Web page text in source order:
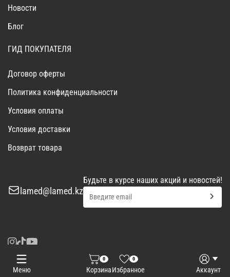
Меню
0
Корзина
0
Избранное Аккаунт
Новости
Блог
ГИД ПОКУПАТЕЛЯ
Договор оферты
Политика конфиденциальности
Условия оплаты
Условия доставки
Возврат товара
lamed@lamed.kz
Будьте в курсе наших акций и новостей!